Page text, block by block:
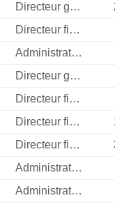
Directeur general
Directeur financier
Administrateur
Directeur general
Directeur financier
Directeur financier
Directeur financier
Administrateur
Administrateur